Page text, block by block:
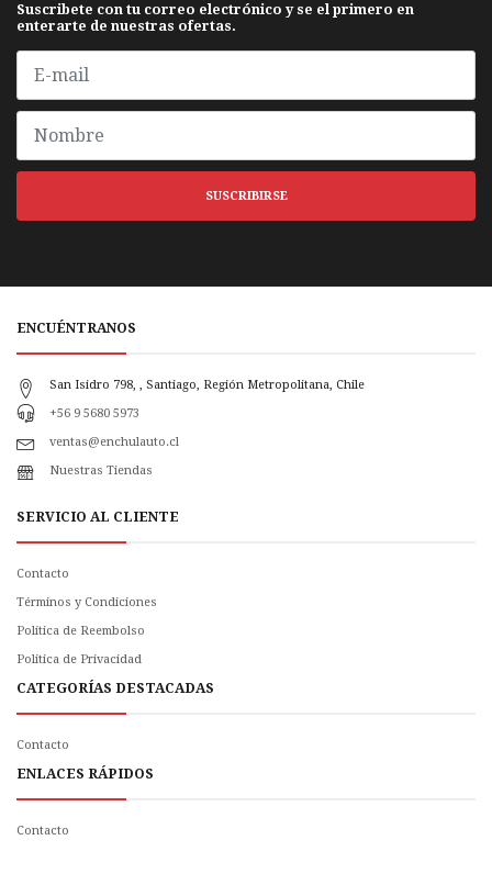
Suscribete con tu correo electrónico y se el primero en
enterarte de nuestras ofertas.
SUSCRIBIRSE
ENCUÉNTRANOS
San Isidro 798, , Santiago, Región Metropolitana, Chile
+56 9 5680 5973
ventas@enchulauto.cl
Nuestras Tiendas
SERVICIO AL CLIENTE
Contacto
Términos y Condiciones
Política de Reembolso
Politica de Privacidad
CATEGORÍAS DESTACADAS
Contacto
ENLACES RÁPIDOS
Contacto